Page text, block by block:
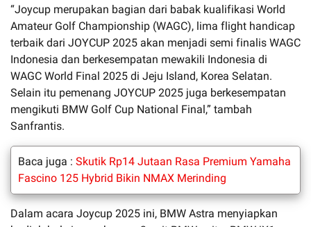
“Joycup merupakan bagian dari babak kualifikasi World
Amateur Golf Championship (WAGC), lima flight handicap
terbaik dari JOYCUP 2025 akan menjadi semi finalis WAGC
Indonesia dan berkesempatan mewakili Indonesia di
WAGC World Final 2025 di Jeju Island, Korea Selatan.
Selain itu pemenang JOYCUP 2025 juga berkesempatan
mengikuti BMW Golf Cup National Final,” tambah
Sanfrantis.
Baca juga : Skutik Rp14 Jutaan Rasa Premium Yamaha
Fascino 125 Hybrid Bikin NMAX Merinding
Dalam acara Joycup 2025 ini, BMW Astra menyiapkan